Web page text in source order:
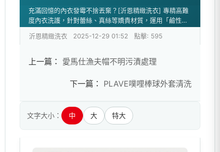
充滿回憶的內衣發霉不捨丟棄？[沂恩精緻洗衣] 專精高難
度內衣洗護，針對蕾絲、真絲等嬌貴材質，運用「鹼性蛋
味。我們堅持全程手工精洗，確保不傷彈性與面料。桃
沂恩精緻洗衣 2025-12-29 01:52 點擊: 595
上一篇： 愛馬仕漁夫帽不明污漬處理
下一篇： PLAVE噗哩棒球外套清洗
文字大小： 中 大 特大